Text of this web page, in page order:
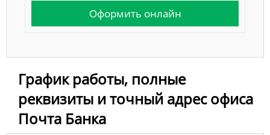
Оформить онлайн
График работы, полные
реквизиты и точный адрес офиса
Почта Банка